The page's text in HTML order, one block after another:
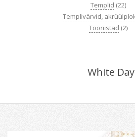
Templid (22)
Templivärvid,
Tööriistad (2)
White Day